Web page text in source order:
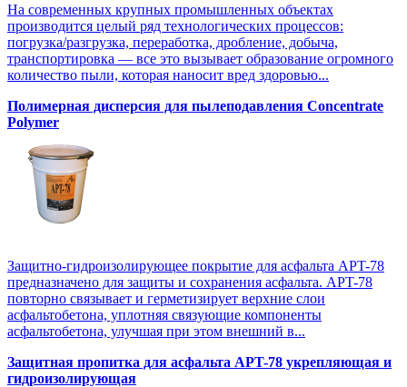
На современных крупных промышленных объектах
производится целый ряд технологических процессов:
погрузка/разгрузка, переработка, дробление, добыча,
транспортировка — все это вызывает образование огромного
количество пыли, которая наносит вред здоровью...
Полимерная дисперсия для пылеподавления Concentrate
Polymer
Защитно-гидроизолирующее покрытие для асфальта APT-78
предназначено для защиты и сохранения асфальта. APT-78
повторно связывает и герметизирует верхние слои
асфальтобетона, уплотняя связующие компоненты
асфальтобетона, улучшая при этом внешний в...
Защитная пропитка для асфальта APT-78 укрепляющая и
гидроизолирующая